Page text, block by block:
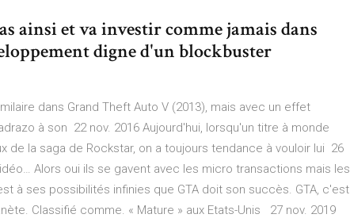
ainsi et va investir comme jamais dans
digne d'un blockbuster
dans Grand Theft Auto V (2013), mais avec un effet
à son 22 nov. 2016 Aujourd'hui, lorsqu'un titre à monde
de la saga de Rockstar, on a toujours tendance à vouloir lui 26
Alors oui ils se gavent avec les micro transactions mais les
à ses possibilités infinies que GTA doit son succès. GTA, c'est
Classifié comme. « Mature » aux Etats-Unis 27 nov. 2019